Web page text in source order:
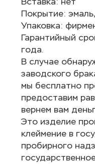
Покрытие:
Упаковка:
Гарантийный
года.
В случае
заводского
мы бесплатно
предоставим
вернем вам
Это изделие
клеймение в
пробирного